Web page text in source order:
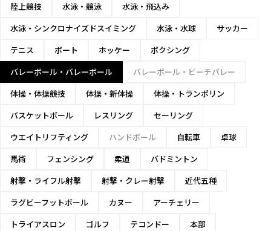
陸上競技 水泳・競泳
水泳・飛込み
水泳・シンクロナイズドスイミング
水泳・水球
サッカー
テニス
ボート ホッケー
ボクシング
バレーボール・バレーボール
バレーボール・ビーチバレー
体操・体操競技
体操・新体操
体操・トランポリン
バスケットボール
レスリング
セーリング
ウエイトリフティング
ハンドボール 自転車
卓球
馬術
フェンシング 柔道
バドミントン
射撃・ライフル射撃
射撃・クレー射撃
近代五種
ラグビーフットボール
カヌー
アーチェリー
トライアスロン
ゴルフ テコンドー 本部